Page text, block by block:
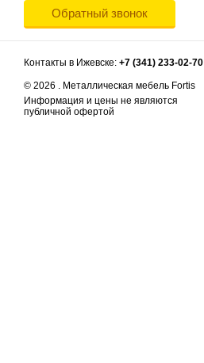
Обратный звонок
Контакты в Ижевске: +7 (341) 233-02-70
© 2026 . Металлическая мебель Fortis
Информация и цены не являются
публичной офертой